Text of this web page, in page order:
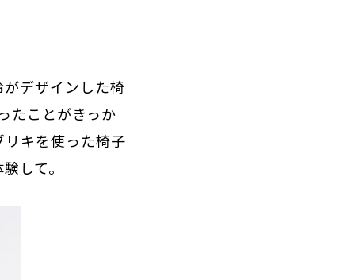
デザインした椅
たことがきっか
キを使った椅子
して。